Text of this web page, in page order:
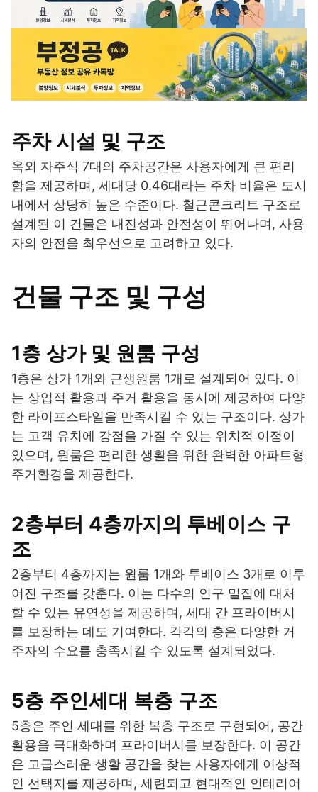
주차 시설 및 구조
옥외 자주식 7대의 주차공간은 사용자에게 큰 편리
함을 제공하며, 세대당 0.46대라는 주차 비율은 도시
내에서 상당히 높은 수준이다. 철근콘크리트 구조로
설계된 이 건물은 내진성과 안전성이 뛰어나며, 사용
자의 안전을 최우선으로 고려하고 있다.
건물 구조 및 구성
1층 상가 및 원룸 구성
1층은 상가 1개와 근생원룸 1개로 설계되어 있다. 이
는 상업적 활용과 주거 활용을 동시에 제공하여 다양
한 라이프스타일을 만족시킬 수 있는 구조이다. 상가
는 고객 유치에 강점을 가질 수 있는 위치적 이점이
있으며, 원룸은 편리한 생활을 위한 완벽한 아파트형
주거환경을 제공한다.
2층부터 4층까지의 투베이스 구
조
2층부터 4층까지는 원룸 1개와 투베이스 3개로 이루
어진 구조를 갖춘다. 이는 다수의 인구 밀집에 대처
할 수 있는 유연성을 제공하며, 세대 간 프라이버시
를 보장하는 데도 기여한다. 각각의 층은 다양한 거
주자의 수요를 충족시킬 수 있도록 설계되었다.
5층 주인세대 복층 구조
5층은 주인 세대를 위한 복층 구조로 구현되어, 공간
활용을 극대화하며 프라이버시를 보장한다. 이 공간
은 고급스러운 생활 공간을 찾는 사용자에게 이상적
인 선택지를 제공하며, 세련되고 현대적인 인테리어